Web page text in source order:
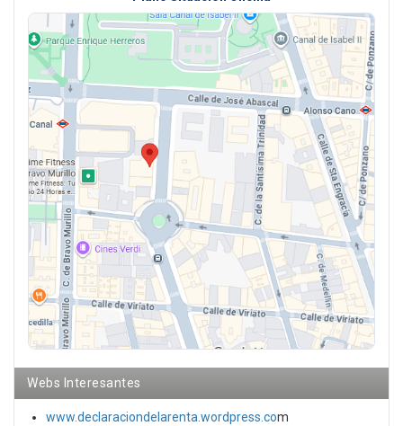
Webs Interesantes
www.declaraciondelarenta.wordpress.com